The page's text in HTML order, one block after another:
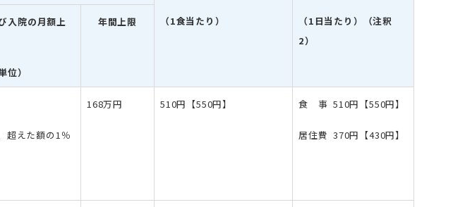
（1食当たり）
（1日当たり）（注釈
2）
入院の月額上
位）
年間上限
超えた額の1％
168万円 510円【550円】 食 事 510円【550円】
居住費 370円【430円】